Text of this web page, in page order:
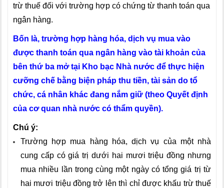
trừ thuế đối với trường hợp có chứng từ thanh toán qua
ngân hàng.
Bốn là, trường hợp hàng hóa, dịch vụ mua vào
được thanh toán qua ngân hàng vào tài khoản của
bên thứ ba mở tại Kho bạc Nhà nước để thực hiện
cưỡng chế bằng biện pháp thu tiền, tài sản do tổ
chức, cá nhân khác đang nắm giữ (theo Quyết định
của cơ quan nhà nước có thẩm quyền).
Chú ý:
Trường hợp mua hàng hóa, dịch vụ của một nhà
cung cấp có giá trị dưới hai mươi triệu đồng nhưng
mua nhiều lần trong cùng một ngày có tổng giá trị từ
hai mươi triệu đồng trở lên thì chỉ được khấu trừ thuế